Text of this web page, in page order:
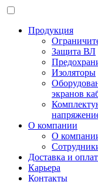
Продукция
Защита ВЛ
Изоляторы
экранов
О компании
О
Доставка и
Карьера
Контакты